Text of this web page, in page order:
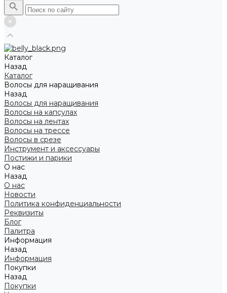
Каталог
Назад
Каталог
Волосы для наращивания
Назад
Волосы для наращивания
Волосы на капсулах
Волосы на лентах
Волосы на трессе
Волосы в срезе
Инструмент и аксессуары
Постижи и парики
О нас
Назад
О нас
Новости
Политика конфиденциальности
Реквизиты
Блог
Палитра
Информация
Назад
Информация
Покупки
Назад
Покупки